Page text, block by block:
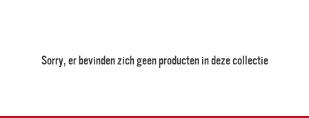
Sorry, er bevinden zich geen producten in deze collectie